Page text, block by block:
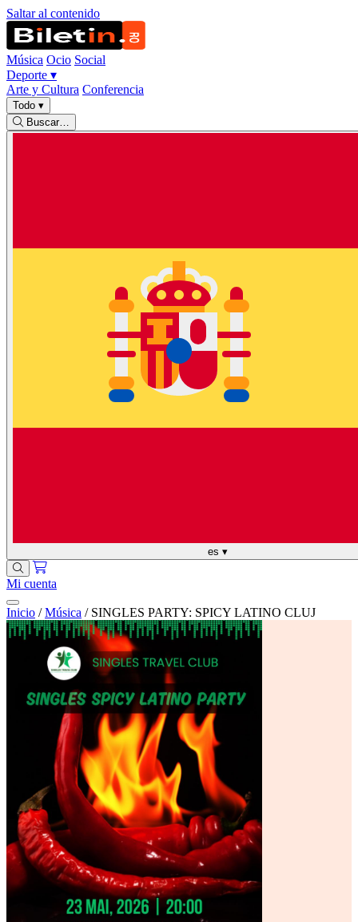
Saltar al contenido
Música Ocio Social
Deporte ▾
Arte y Cultura Conferencia
Todo ▾
Buscar…
es ▾
Mi cuenta
Inicio / Música / SINGLES PARTY: SPICY LATINO CLUJ